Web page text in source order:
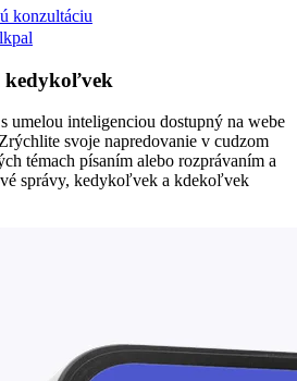
konzultáciu
kedykoľvek
umelou inteligenciou dostupný na webe
svoje napredovanie v cudzom
témach písaním alebo rozprávaním a
správy, kedykoľvek a kdekoľvek